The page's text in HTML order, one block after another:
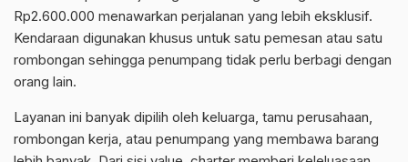
Rp2.600.000 menawarkan perjalanan yang lebih eksklusif.
Kendaraan digunakan khusus untuk satu pemesan atau satu
rombongan sehingga penumpang tidak perlu berbagi dengan
orang lain.
Layanan ini banyak dipilih oleh keluarga, tamu perusahaan,
rombongan kerja, atau penumpang yang membawa barang